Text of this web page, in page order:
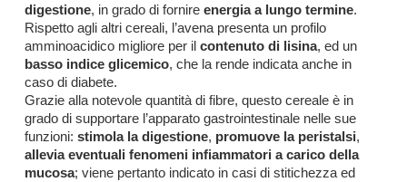
digestione, in grado di fornire energia a lungo termine.
Rispetto agli altri cereali, l’avena presenta un profilo
amminoacidico migliore per il contenuto di lisina, ed un
basso indice glicemico, che la rende indicata anche in
caso di diabete.
Grazie alla notevole quantità di fibre, questo cereale è in
grado di supportare l’apparato gastrointestinale nelle sue
funzioni: stimola la digestione, promuove la peristalsi,
allevia eventuali fenomeni infiammatori a carico della
mucosa; viene pertanto indicato in casi di stitichezza ed